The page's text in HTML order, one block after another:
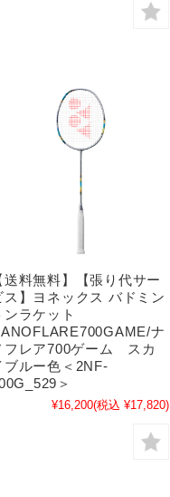
送料無料】【張り代サー
ス】ヨネックス バドミン
ンラケット
ナ
フレア700ゲーム スカ
ブルー色＜2NF-
＞
¥16,200(税込 ¥17,820)